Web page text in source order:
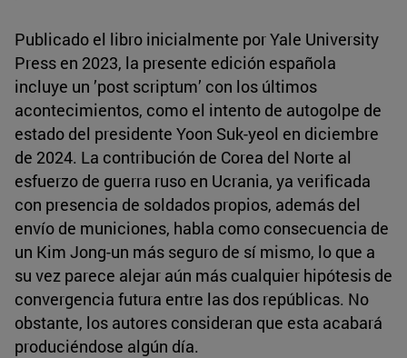
Publicado el libro inicialmente por Yale University
Press en 2023, la presente edición española
incluye un ’post scriptum’ con los últimos
acontecimientos, como el intento de autogolpe de
estado del presidente Yoon Suk-yeol en diciembre
de 2024. La contribución de Corea del Norte al
esfuerzo de guerra ruso en Ucrania, ya verificada
con presencia de soldados propios, además del
envío de municiones, habla como consecuencia de
un Kim Jong-un más seguro de sí mismo, lo que a
su vez parece alejar aún más cualquier hipótesis de
convergencia futura entre las dos repúblicas. No
obstante, los autores consideran que esta acabará
produciéndose algún día.